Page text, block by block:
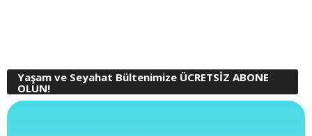
Yaşam ve Seyahat Bültenimize ÜCRETSİZ ABONE
OLUN!